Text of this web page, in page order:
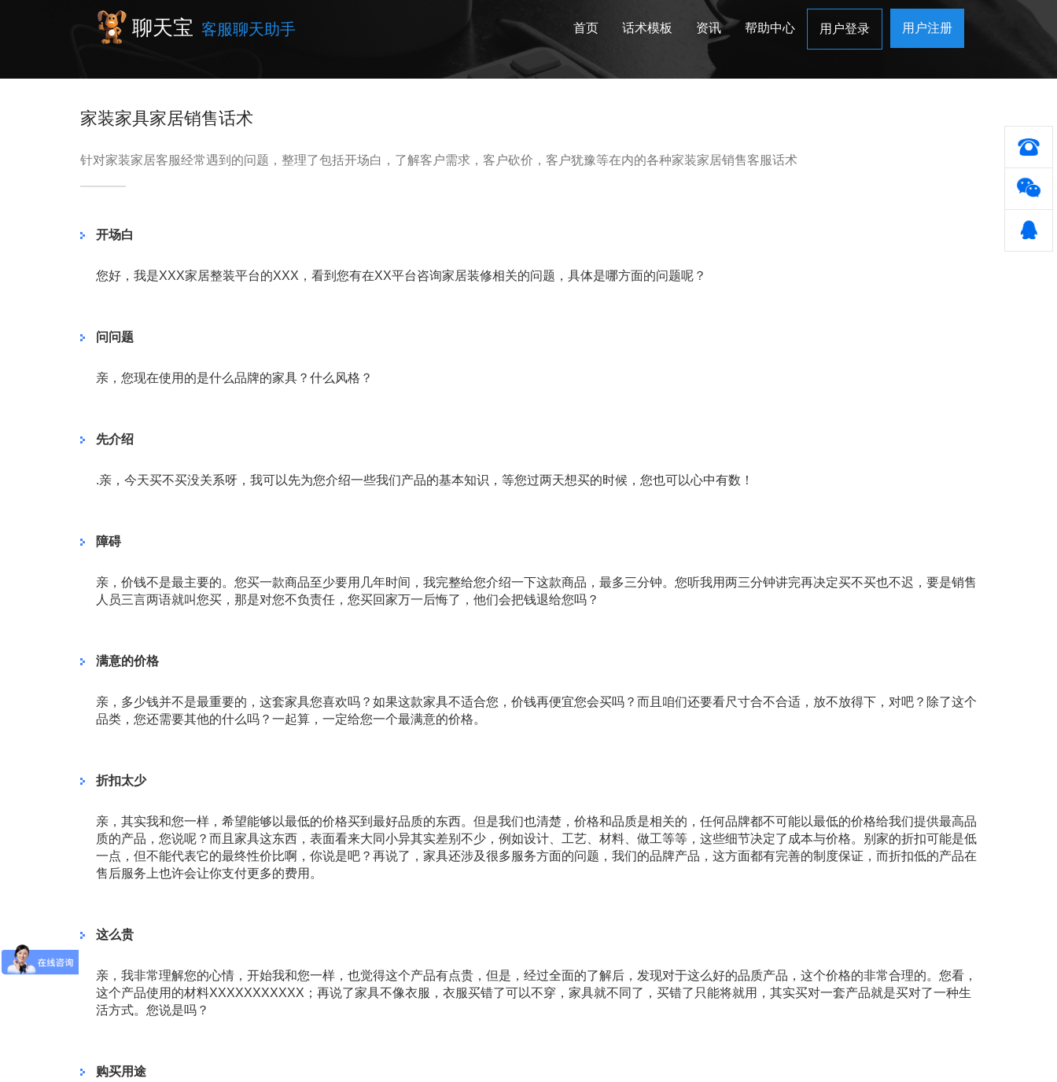
聊天宝 客服聊天助手 首页 话术模板 资讯 帮助中心 用户登录 用户注册
家装家具家居销售话术
针对家装家居客服经常遇到的问题，整理了包括开场白，了解客户需求，客户砍价，客户犹豫等在内的各种家装家居销售客服话术
开场白
您好，我是XXX家居整装平台的XXX，看到您有在XX平台咨询家居装修相关的问题，具体是哪方面的问题呢？
问问题
亲，您现在使用的是什么品牌的家具？什么风格？
先介绍
.亲，今天买不买没关系呀，我可以先为您介绍一些我们产品的基本知识，等您过两天想买的时候，您也可以心中有数！
障碍
亲，价钱不是最主要的。您买一款商品至少要用几年时间，我完整给您介绍一下这款商品，最多三分钟。您听我用两三分钟讲完再决定买不买也不迟，要是销售
人员三言两语就叫您买，那是对您不负责任，您买回家万一后悔了，他们会把钱退给您吗？
满意的价格
亲，多少钱并不是最重要的，这套家具您喜欢吗？如果这款家具不适合您，价钱再便宜您会买吗？而且咱们还要看尺寸合不合适，放不放得下，对吧？除了这个
品类，您还需要其他的什么吗？一起算，一定给您一个最满意的价格。
折扣太少
亲，其实我和您一样，希望能够以最低的价格买到最好品质的东西。但是我们也清楚，价格和品质是相关的，任何品牌都不可能以最低的价格给我们提供最高品
质的产品，您说呢？而且家具这东西，表面看来大同小异其实差别不少，例如设计、工艺、材料、做工等等，这些细节决定了成本与价格。别家的折扣可能是低
一点，但不能代表它的最终性价比啊，你说是吧？再说了，家具还涉及很多服务方面的问题，我们的品牌产品，这方面都有完善的制度保证，而折扣低的产品在
售后服务上也许会让你支付更多的费用。
这么贵
亲，我非常理解您的心情，开始我和您一样，也觉得这个产品有点贵，但是，经过全面的了解后，发现对于这么好的品质产品，这个价格的非常合理的。您看，
这个产品使用的材料XXXXXXXXXXX；再说了家具不像衣服，衣服买错了可以不穿，家具就不同了，买错了只能将就用，其实买对一套产品就是买对了一种生
活方式。您说是吗？
购买用途